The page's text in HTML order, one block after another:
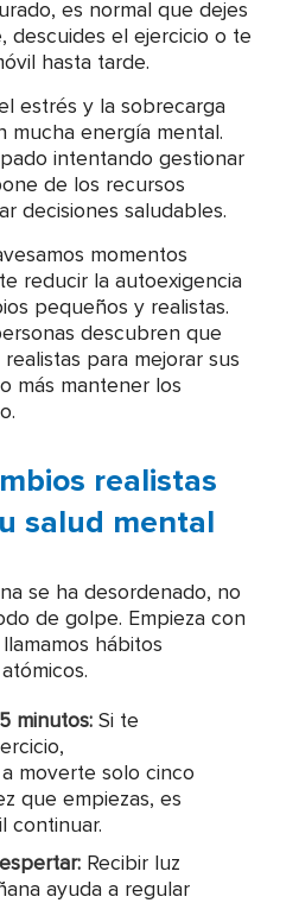
es normal que dejes
descuides el ejercicio o te
hasta tarde.
estrés y la sobrecarga
mucha energía mental.
intentando gestionar
de los recursos
decisiones saludables.
momentos
reducir la autoexigencia
pequeños y realistas.
descubren que
para mejorar sus
más mantener los
realistas
salud mental
se ha desordenado, no
de golpe. Empieza con
hábitos
minutos: Si te
moverte solo cinco
que empiezas, es
continuar.
Recibir luz
ayuda a regular